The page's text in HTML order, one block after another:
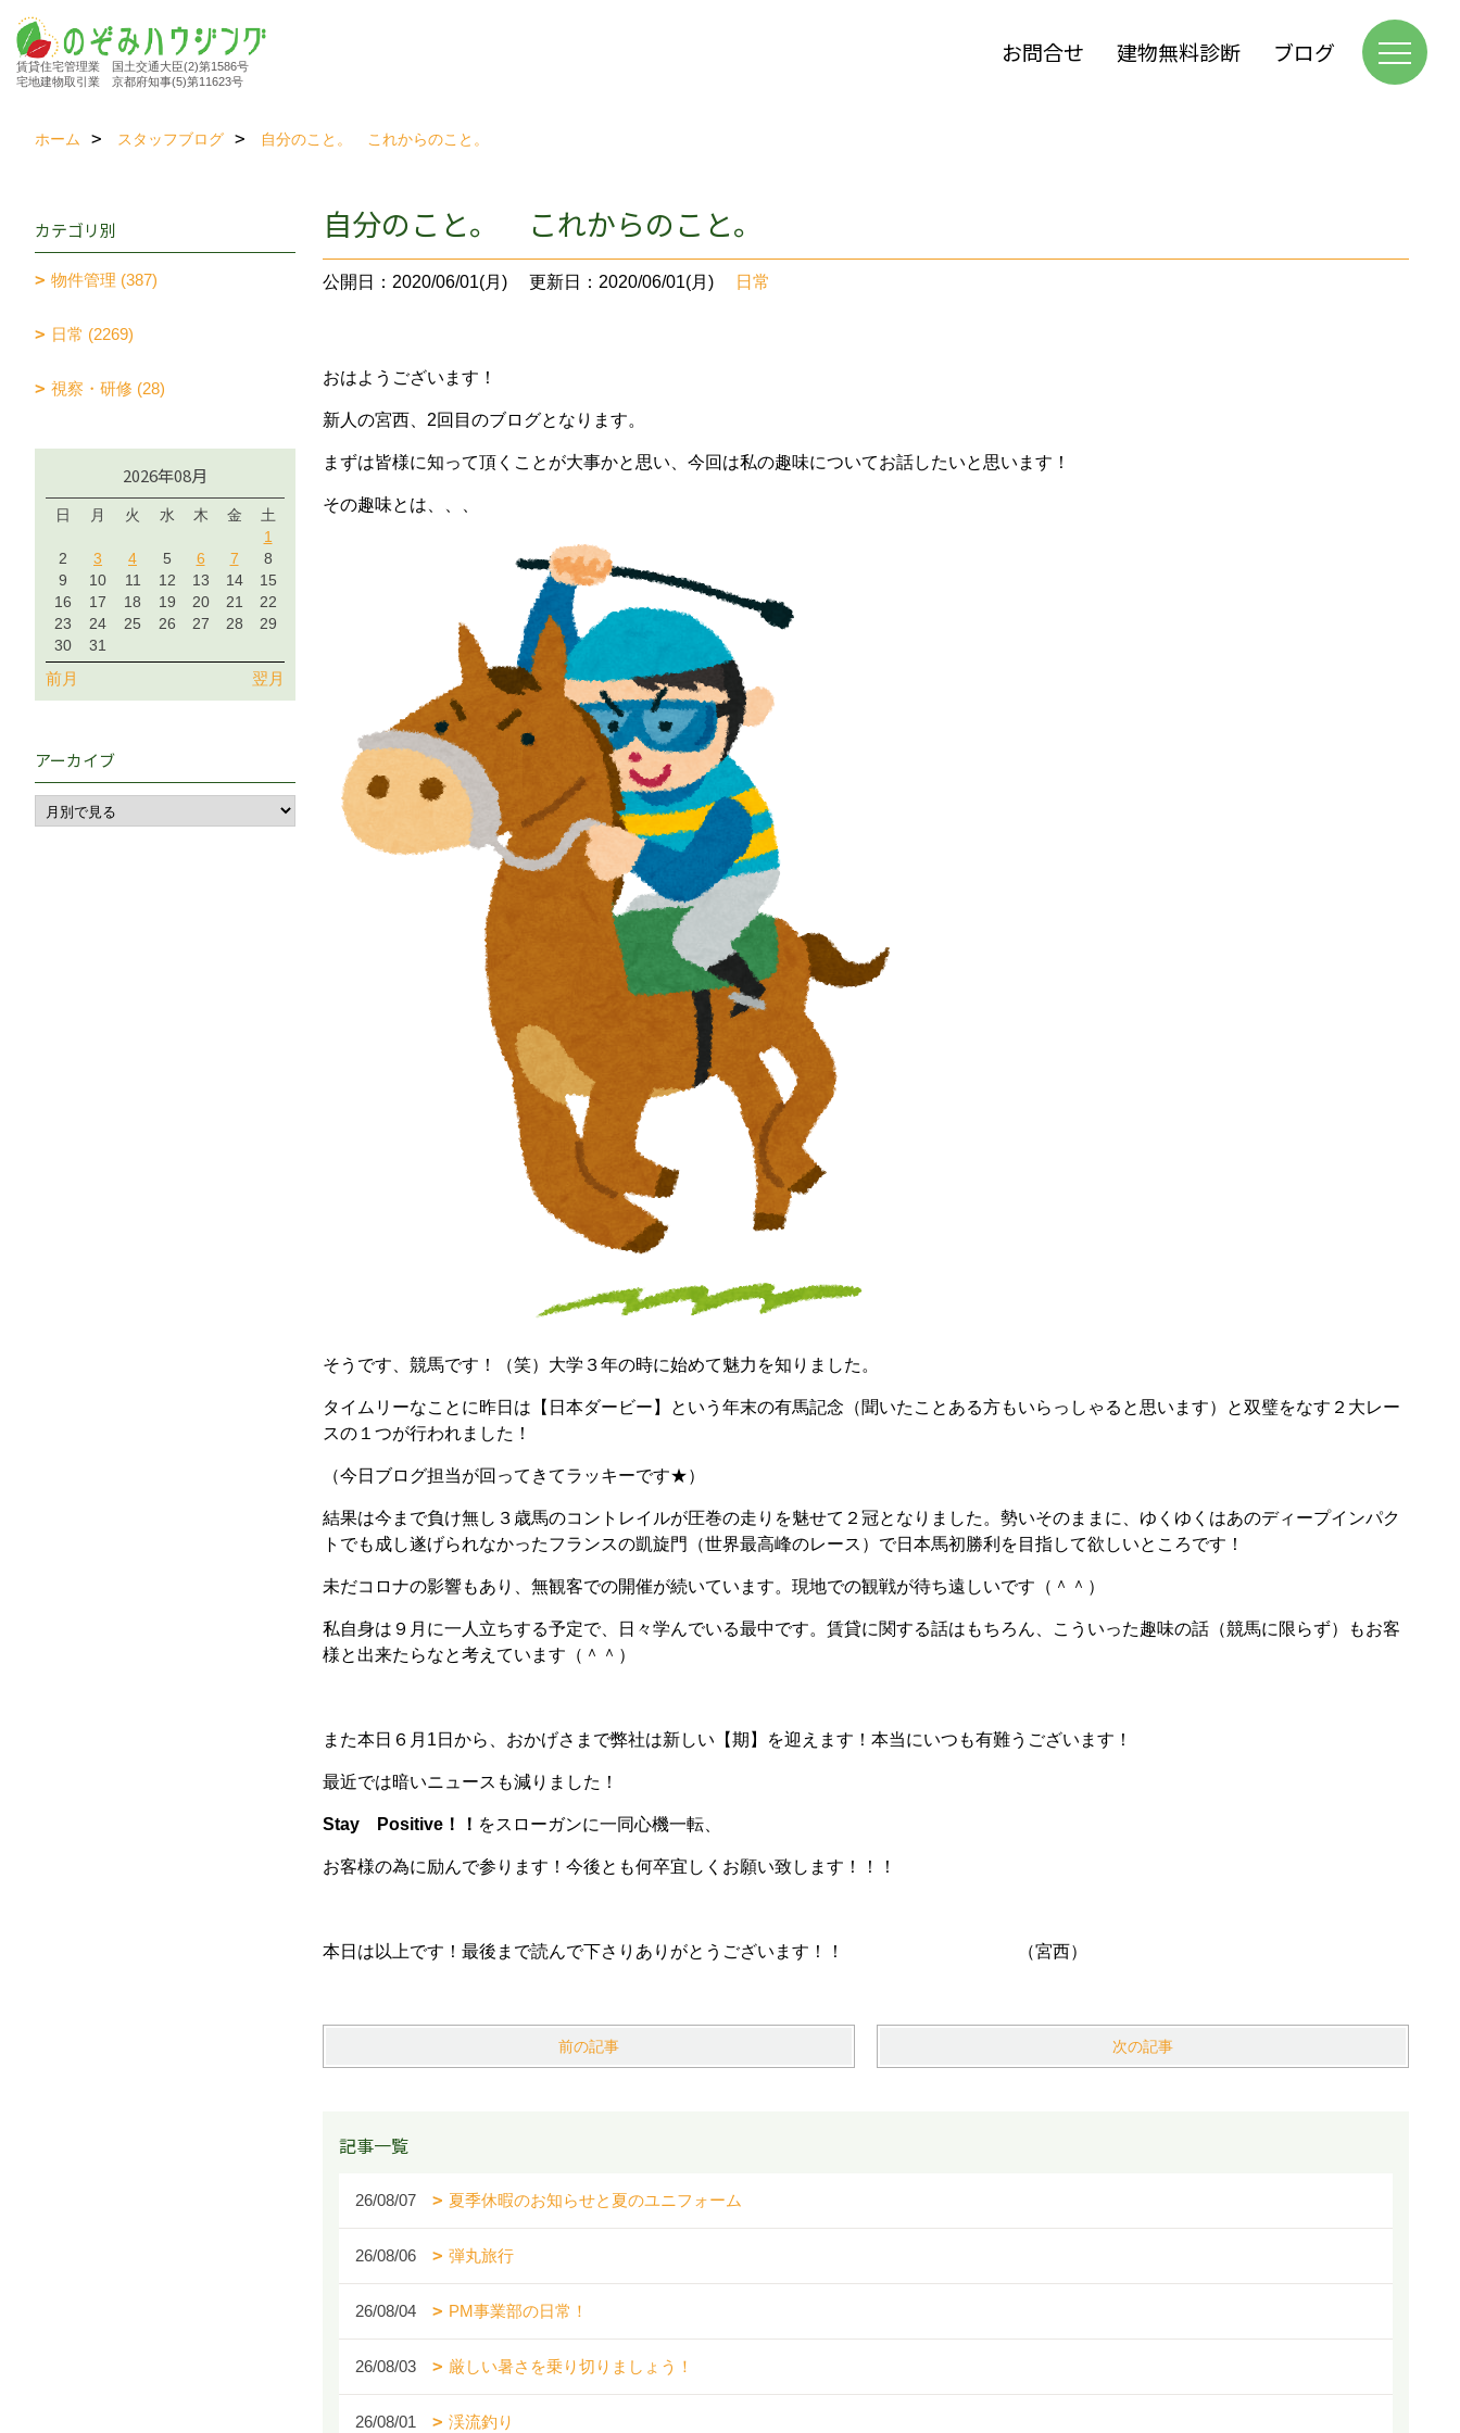
賃貸住宅管理業 国土交通大臣(2)第1586号
宅地建物取引業 京都府知事(5)第11623号
お問合せ 建物無料診断 ブログ
ホーム スタッフブログ 自分のこと。 これからのこと。
自分のこと。 これからのこと。
公開日：2020/06/01(月) 更新日：2020/06/01(月) 日常
おはようございます！
新人の宮西、2回目のブログとなります。
まずは皆様に知って頂くことが大事かと思い、今回は私の趣味についてお話したいと思います！
その趣味とは、、、
そうです、競馬です！（笑）大学３年の時に始めて魅力を知りました。
タイムリーなことに昨日は【日本ダービー】という年末の有馬記念（聞いたことある方もいらっしゃると思います）と双璧をなす２大レー
スの１つが行われました！
（今日ブログ担当が回ってきてラッキーです★）
結果は今まで負け無し３歳馬のコントレイルが圧巻の走りを魅せて２冠となりました。勢いそのままに、ゆくゆくはあのディープインパク
トでも成し遂げられなかったフランスの凱旋門（世界最高峰のレース）で日本馬初勝利を目指して欲しいところです！
未だコロナの影響もあり、無観客での開催が続いています。現地での観戦が待ち遠しいです（＾＾）
私自身は９月に一人立ちする予定で、日々学んでいる最中です。賃貸に関する話はもちろん、こういった趣味の話（競馬に限らず）もお客
様と出来たらなと考えています（＾＾）
また本日６月1日から、おかげさまで弊社は新しい【期】を迎えます！本当にいつも有難うございます！
最近では暗いニュースも減りました！
Stay Positive！！ をスローガンに一同心機一転、
お客様の為に励んで参ります！今後とも何卒宜しくお願い致します！！！
本日は以上です！最後まで読んで下さりありがとうございます！！ （宮西）
前の記事 次の記事
記事一覧
26/08/07 夏季休暇のお知らせと夏のユニフォーム
26/08/06 弾丸旅行
26/08/04 PM事業部の日常！
26/08/03 厳しい暑さを乗り切りましょう！
26/08/01 渓流釣り
カテゴリ別
物件管理 (387)
日常 (2269)
視察・研修 (28)
2026年08月
日 月 火 水 木 金
土
1
2
3 4 5 6 7
8
9
10 11 12 13 14
15
16
17 18 19 20 21
22
23
24 25 26 27 28
29
30
31
前月 翌月
アーカイブ